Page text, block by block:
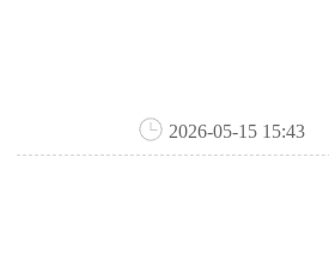
2026-05-15 15:43